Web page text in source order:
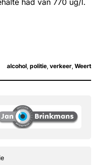
had van 770 ug/l.
alcohol, politie, verkeer, Weert